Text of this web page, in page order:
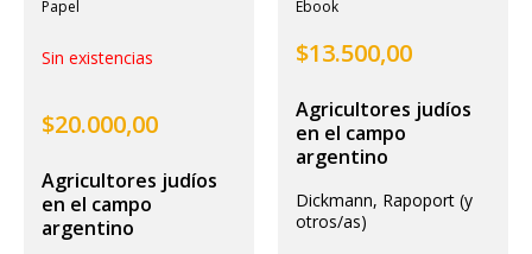
Papel
Sin existencias
$20.000,00
Agricultores judíos
en el campo
argentino
Ebook
$13.500,00
Agricultores judíos
en el campo
argentino
Dickmann, Rapoport (y
otros/as)